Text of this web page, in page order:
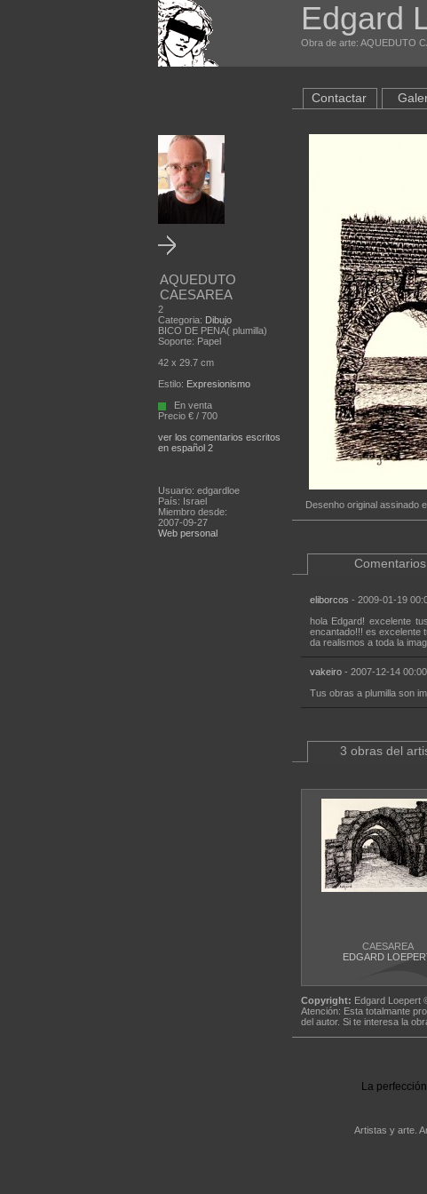
Edgard
Obra de arte: AQUEDUTO
AQUEDUTO
CAESAREA
2
Categoria: Dibujo
BICO DE PENA( plumilla)
Soporte: Papel
42 x 29.7 cm
Estilo: Expresionismo
En venta
Precio € / 700
ver los comentarios escritos
en español 2
Usuario: edgardloe
País: Israel
Miembro desde:
2007-09-27
Web personal
Contactar
Desenho original assinado
Comentarios
eliborcos - 2009-01-19
hola Edgard! excelente
encantado!!! es excelente
da realismos a toda la
vakeiro- 2007-12-14
Tus obras a plumilla son
3 obras del
CAESAREA
EDGARD
Copyright: Edgard Loepert
Atención: Esta totalmante
del autor. Si te interesa la
La
Artistas y arte.